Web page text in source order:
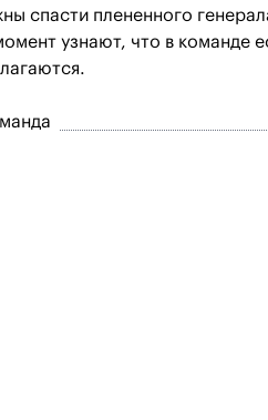
спасти плененного
узнают, что в команде